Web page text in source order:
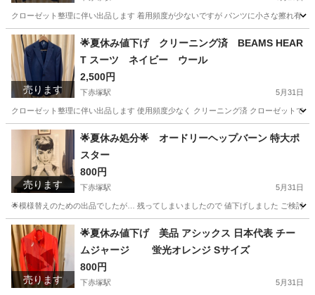
クローゼット整理に伴い出品します 着用頻度が少ないですが パンツに小さな擦れ有
東京 板橋区 下赤塚駅 スポーツウェア
売ります
🌟夏休み値下げ クリーニング済 BEAMS HEAR
T スーツ ネイビー ウール
2,500円
下赤塚駅 5月31日
クローゼット整理に伴い出品します 使用頻度少なく クリーニング済 クローゼット
東京 板橋区 下赤塚駅 スーツ BEAMS
売ります
🌟夏休み処分🌟 オードリーヘップバーン 特大ポ
スター
800円
下赤塚駅 5月31日
🌟模様替えのための出品でしたが… 残ってしまいましたので 値下げしました ご検討
東京 板橋区 下赤塚駅 その他 オードリーヘップバーン
売ります
🌟夏休み値下げ 美品 アシックス 日本代表 チー
ムジャージ 蛍光オレンジ Sサイズ
800円
下赤塚駅 5月31日